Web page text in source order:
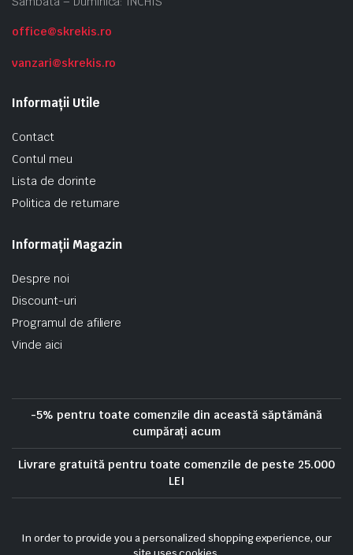
office@skrekis.ro
vanzari@skrekis.ro
Informații Utile
Contact
Contul meu
Lista de dorinte
Politica de returnare
Informații Magazin
Despre noi
Discount-uri
Programul de afiliere
Vinde aici
-5% pentru toate comenzile din această săptămână
cumpărați acum
Livrare gratuită pentru toate comenzile de peste 25.000
LEI
Termeni si conditii
Politica de rambursare
In order to provide you a personalized shopping experience, our